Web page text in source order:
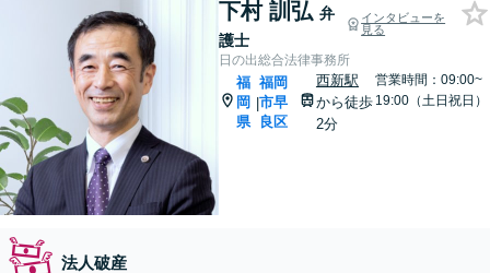
下村 訓弘 弁
護士
インタビューを
見る
日の出総合法律事務所
福
岡
県
|
福岡
市早
良区
西新駅
から徒歩
2分
営業時間：09:00~
19:00（土日祝日）
法人破産